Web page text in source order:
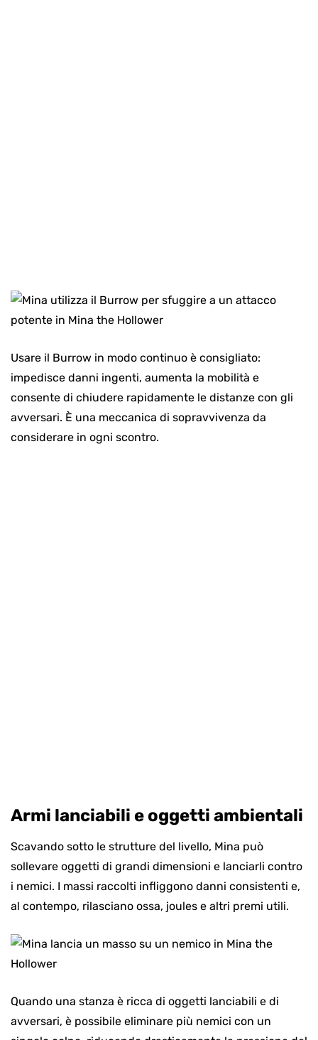
Usare il Burrow in modo continuo è consigliato:
impedisce danni ingenti, aumenta la mobilità e
consente di chiudere rapidamente le distanze con gli
avversari. È una meccanica di sopravvivenza da
considerare in ogni scontro.
Armi lanciabili e oggetti ambientali
Scavando sotto le strutture del livello, Mina può
sollevare oggetti di grandi dimensioni e lanciarli contro
i nemici. I massi raccolti infliggono danni consistenti e,
al contempo, rilasciano ossa, joules e altri premi utili.
Quando una stanza è ricca di oggetti lanciabili e di
avversari, è possibile eliminare più nemici con un